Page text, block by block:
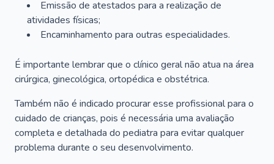
Emissão de atestados para a realização de
atividades físicas;
Encaminhamento para outras especialidades.
É importante lembrar que o clínico geral não atua na área
cirúrgica, ginecológica, ortopédica e obstétrica.
Também não é indicado procurar esse profissional para o
cuidado de crianças, pois é necessária uma avaliação
completa e detalhada do pediatra para evitar qualquer
problema durante o seu desenvolvimento.